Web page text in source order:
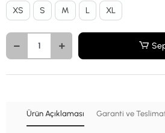
XS
S M L XL
Ürün Açıklaması Garanti ve